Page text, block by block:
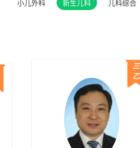
小儿外科 新生儿科 儿科综合
三
乙